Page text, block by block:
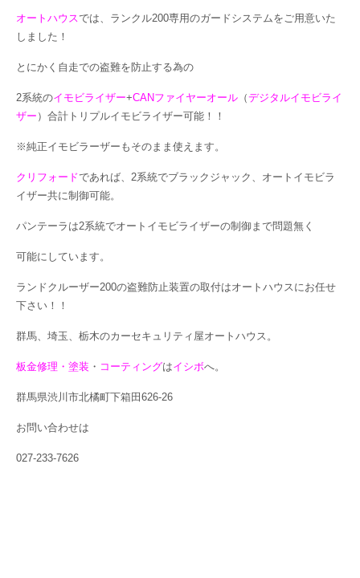
オートハウスでは、ランクル200専用のガードシステムをご用意いた
しました！
とにかく自走での盗難を防止する為の
2系統のイモビライザー+CANファイヤーオール （デジタルイモビライ
ザー ）合計トリプルイモビライザー可能！！
※純正イモビラーザーもそのまま使えます。
クリフォードであれば、2系統でブラックジャック、オートイモビラ
イザー共に制御可能。
パンテーラは2系統でオートイモビライザーの制御まで問題無く
可能にしています。
ランドクルーザー200の盗難防止装置の取付はオートハウスにお任せ
下さい！！
群馬、埼玉、栃木のカーセキュリティ屋オートハウス。
板金修理・塗装 ・ コーティングはイシボへ。
群馬県渋川市北橘町下箱田626-26
お問い合わせは
027-233-7626